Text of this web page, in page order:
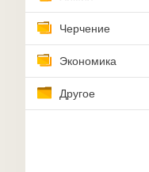
Черчение
Экономика
Другое